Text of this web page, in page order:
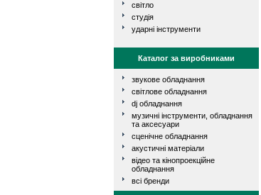
світло
студія
ударні інструменти
Каталог за виробниками
звукове обладнання
світлове обладнання
dj обладнання
музичні інструменти, обладнання
та аксесуари
сценічне обладнання
акустичні матеріали
відео та кінопроекційне
обладнання
всі бренди